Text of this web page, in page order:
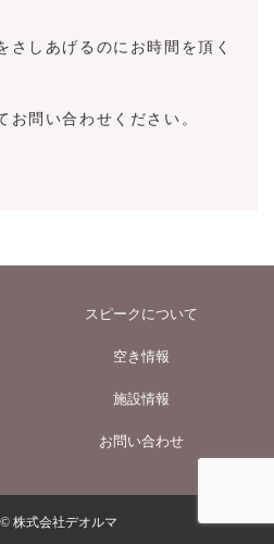
しあげるのにお時間を頂く
お問い合わせください。
スピークについて
空き情報
施設情報
お問い合わせ
株式会社デオルマ